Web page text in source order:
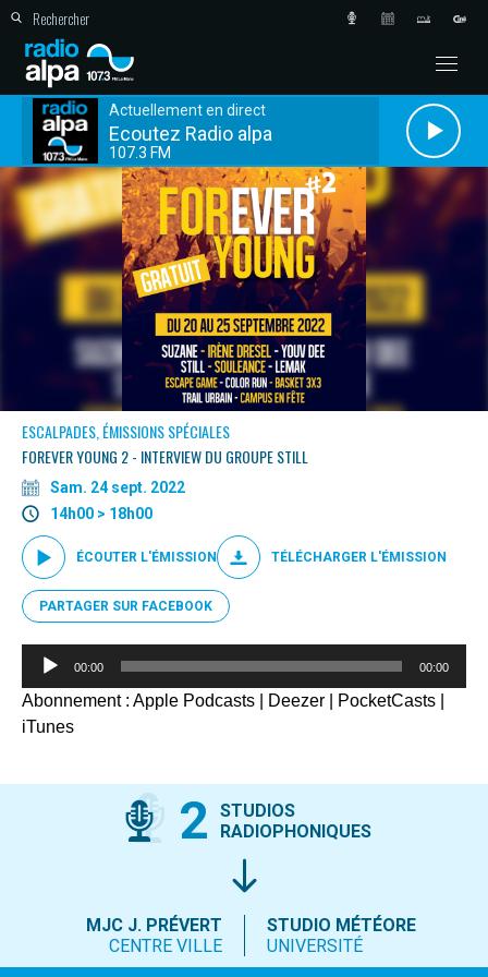
Actuellement en direct
Ecoutez Radio alpa
107.3 FM
ESCALPADES, ÉMISSIONS SPÉCIALES
FOREVER YOUNG 2 - INTERVIEW DU GROUPE STILL
Sam. 24 sept. 2022
14h00 > 18h00
ÉCOUTER L'ÉMISSION TÉLÉCHARGER L'ÉMISSION
PARTAGER SUR FACEBOOK
Lecteur
00:00 00:00
Abonnement : Apple Podcasts Deezer PocketCasts
iTunes
2
STUDIOS
RADIOPHONIQUES
MJC J. PRÉVERT
CENTRE VILLE
STUDIO MÉTÉORE
UNIVERSITÉ